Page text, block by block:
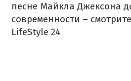
песне Майкла Джексона
современности –
LifeStyle 24